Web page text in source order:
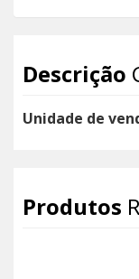
Descrição
Unidade de
Produtos